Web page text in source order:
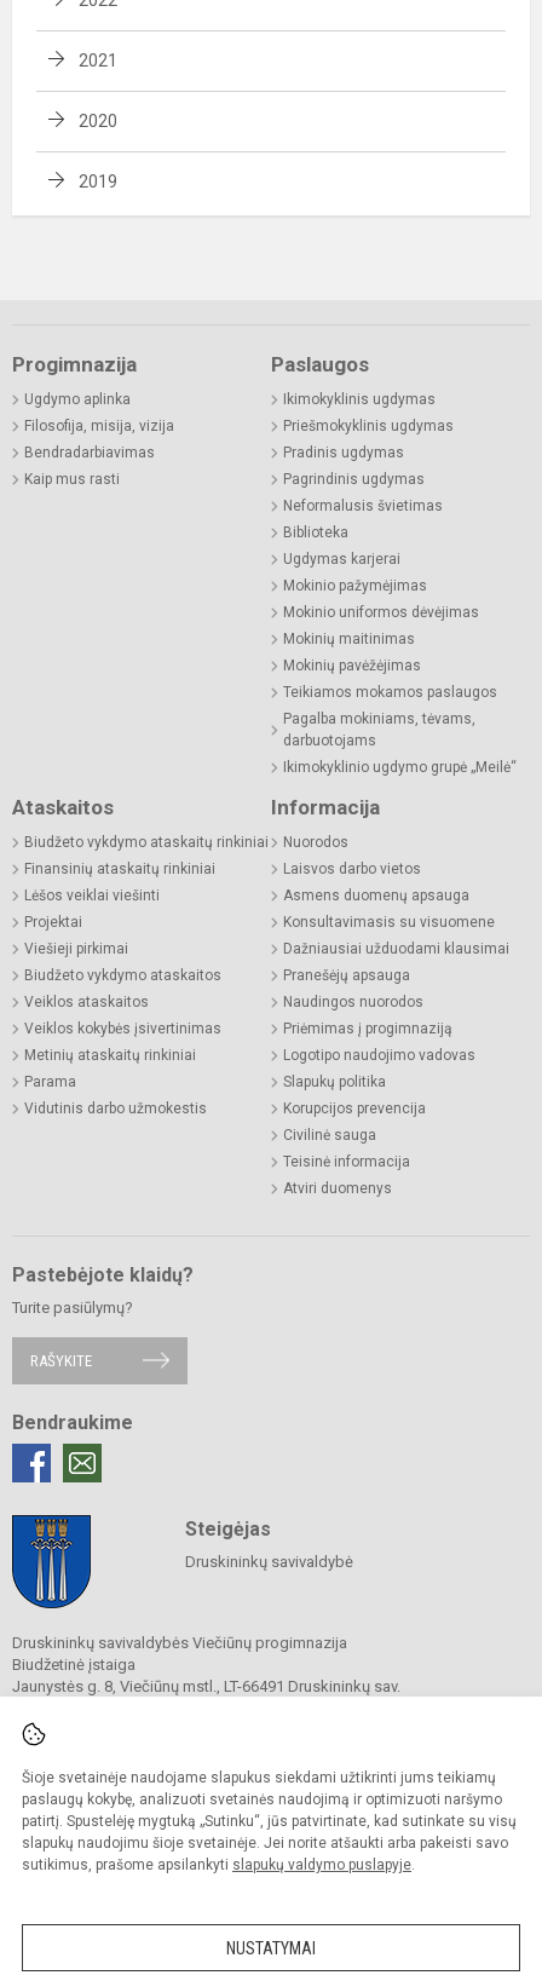
Šioje svetainėje naudojame slapukus siekdami užtikrinti jums teikiamų
paslaugų kokybę, analizuoti svetainės naudojimą ir optimizuoti naršymo
patirtį. Spustelėję mygtuką „Sutinku“, jūs patvirtinate, kad sutinkate su visų
slapukų naudojimu šioje svetainėje. Jei norite atšaukti arba pakeisti savo
sutikimus, prašome apsilankyti slapukų valdymo puslapyje.
NUSTATYMAI
2021
2020
2019
Progimnazija
Ugdymo aplinka
Filosofija, misija, vizija
Bendradarbiavimas
Kaip mus rasti
Paslaugos
Ikimokyklinis ugdymas
Priešmokyklinis ugdymas
Pradinis ugdymas
Pagrindinis ugdymas
Neformalusis švietimas
Biblioteka
Ugdymas karjerai
Mokinio pažymėjimas
Mokinio uniformos dėvėjimas
Mokinių maitinimas
Mokinių pavėžėjimas
Teikiamos mokamos paslaugos
Pagalba mokiniams, tėvams,
darbuotojams
Ikimokyklinio ugdymo grupė „Meilė“
Ataskaitos
Biudžeto vykdymo ataskaitų rinkiniai
Finansinių ataskaitų rinkiniai
Lėšos veiklai viešinti
Projektai
Viešieji pirkimai
Biudžeto vykdymo ataskaitos
Veiklos ataskaitos
Veiklos kokybės įsivertinimas
Metinių ataskaitų rinkiniai
Parama
Vidutinis darbo užmokestis
Informacija
Nuorodos
Laisvos darbo vietos
Asmens duomenų apsauga
Konsultavimasis su visuomene
Dažniausiai užduodami klausimai
Pranešėjų apsauga
Naudingos nuorodos
Priėmimas į progimnaziją
Logotipo naudojimo vadovas
Slapukų politika
Korupcijos prevencija
Civilinė sauga
Teisinė informacija
Atviri duomenys
Pastebėjote klaidų?
Turite pasiūlymų?
RAŠYKITE
Bendraukime
Steigėjas
Druskininkų savivaldybė
Druskininkų savivaldybės Viečiūnų progimnazija
Biudžetinė įstaiga
Jaunystės g. 8, Viečiūnų mstl., LT-66491 Druskininkų sav.
El. p.
Duomenys kaupiami ir saugomi
Juridinių asmenų registre
Įstaigos kodas 190108418
El. pristatymo dėžutės adresas 190108418
Kopijuoti turinį be raštiško progimnazijos sutikimo griežtai draudžiama.
Prieinamumo paraiška Slapukų valdymas